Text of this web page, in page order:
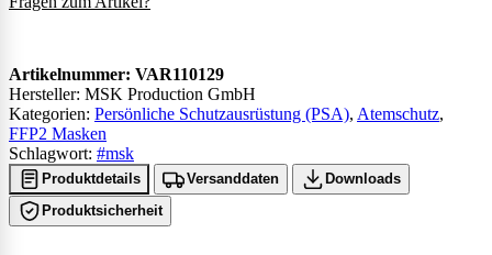
Artikelnummer: VAR110129
Kategorien: Persönliche Schutzausrüstung (PSA), Atemschutz,
FFP2 Masken
Schlagwort: #msk
Hersteller: MSK Production GmbH
Produktdetails Versanddaten
Downloads
Produktsicherheit